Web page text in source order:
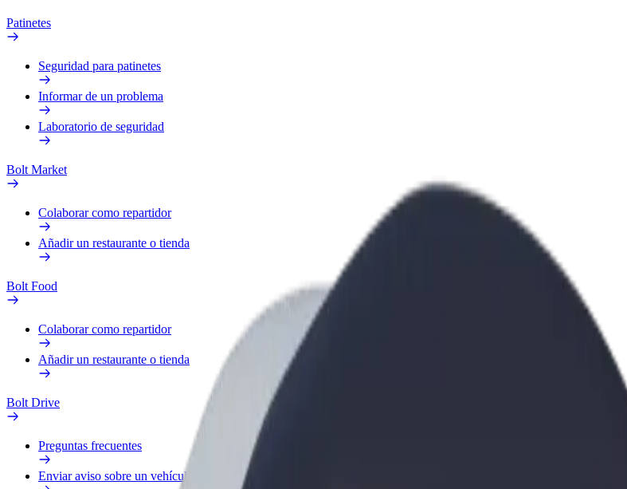
Patinetes
Seguridad para patinetes
Informar de un problema
Laboratorio de seguridad
Bolt Market
Colaborar como repartidor
Añadir un restaurante o tienda
Bolt Food
Colaborar como repartidor
Añadir un restaurante o tienda
Bolt Drive
Preguntas frecuentes
Enviar aviso sobre un vehículo